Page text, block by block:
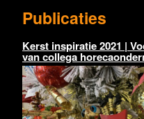
Publicaties
Kerst inspiratie 2021 |
van collega